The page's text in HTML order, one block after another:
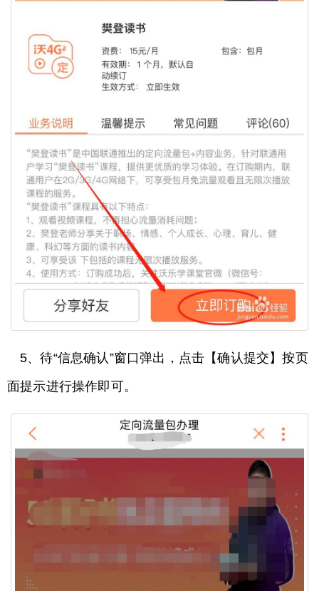
5、待“信息确认”窗口弹出，点击【确认提交】按页
面提示进行操作即可。